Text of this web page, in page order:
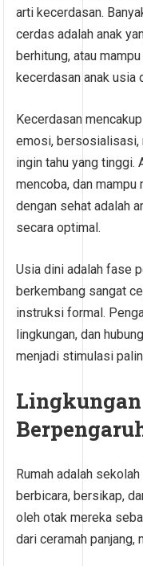
arti kecerdasan.
cerdas adalah anak
berhitung, atau
kecerdasan anak usia
Kecerdasan
emosi, bersosialisasi,
ingin tahu yang tinggi.
mencoba, dan
dengan sehat adalah
secara optimal.
Usia dini adalah fase
berkembang sangat
instruksi formal.
lingkungan, dan
menjadi stimulasi
Rumah adalah
berbicara, bersikap,
oleh otak mereka
dari ceramah panjang,